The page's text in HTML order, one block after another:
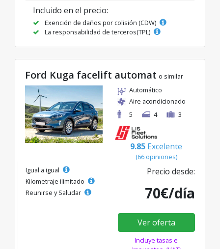
Incluido en el precio:
Exención de daños por colisión (CDW)
La responsabilidad de terceros(TPL)
Ford Kuga facelift automat o similar
Automático
Aire acondicionado
5
4 3
9.85 Excelente
(66 opiniones)
Igual a igual
Kilometraje ilimitado
Reunirse y Saludar
Precio desde:
70€/día
Ver oferta
Incluye tasas e